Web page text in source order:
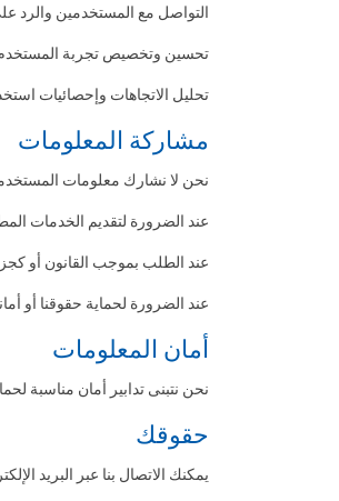
التواصل مع المستخدمين والرد
تحسين وتخصيص تجربة
تحليل الاتجاهات وإحصائيات
مشاركة المعلومات
نحن لا نشارك معلومات
عند الضرورة لتقديم الخدمات
عند الطلب بموجب القانون أو
عند الضرورة لحماية حقوقنا أو
أمان المعلومات
نحن نتبنى تدابير أمان مناسبة
حقوقك
يمكنك الاتصال بنا عبر البريد